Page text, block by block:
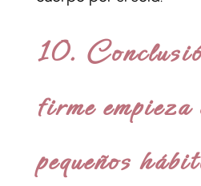
10.
firme empieza
pequeños